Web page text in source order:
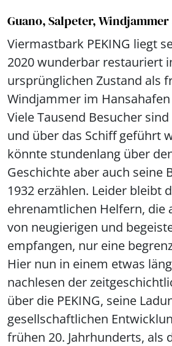
Guano, Salpeter, Windjammer
Viermastbark PEKING liegt
2020 wunderbar restauriert
ursprünglichen Zustand als
Windjammer im
Viele Tausend Besucher
und über das Schiff geführt
könnte stundenlang über
Geschichte aber auch seine
1932 erzählen. Leider bleibt
ehrenamtlichen Helfern, die
von neugierigen und
empfangen, nur eine
Hier nun in einem etwas
nachlesen der
über die PEKING, seine
gesellschaftlichen
frühen 20. Jahrhunderts, als